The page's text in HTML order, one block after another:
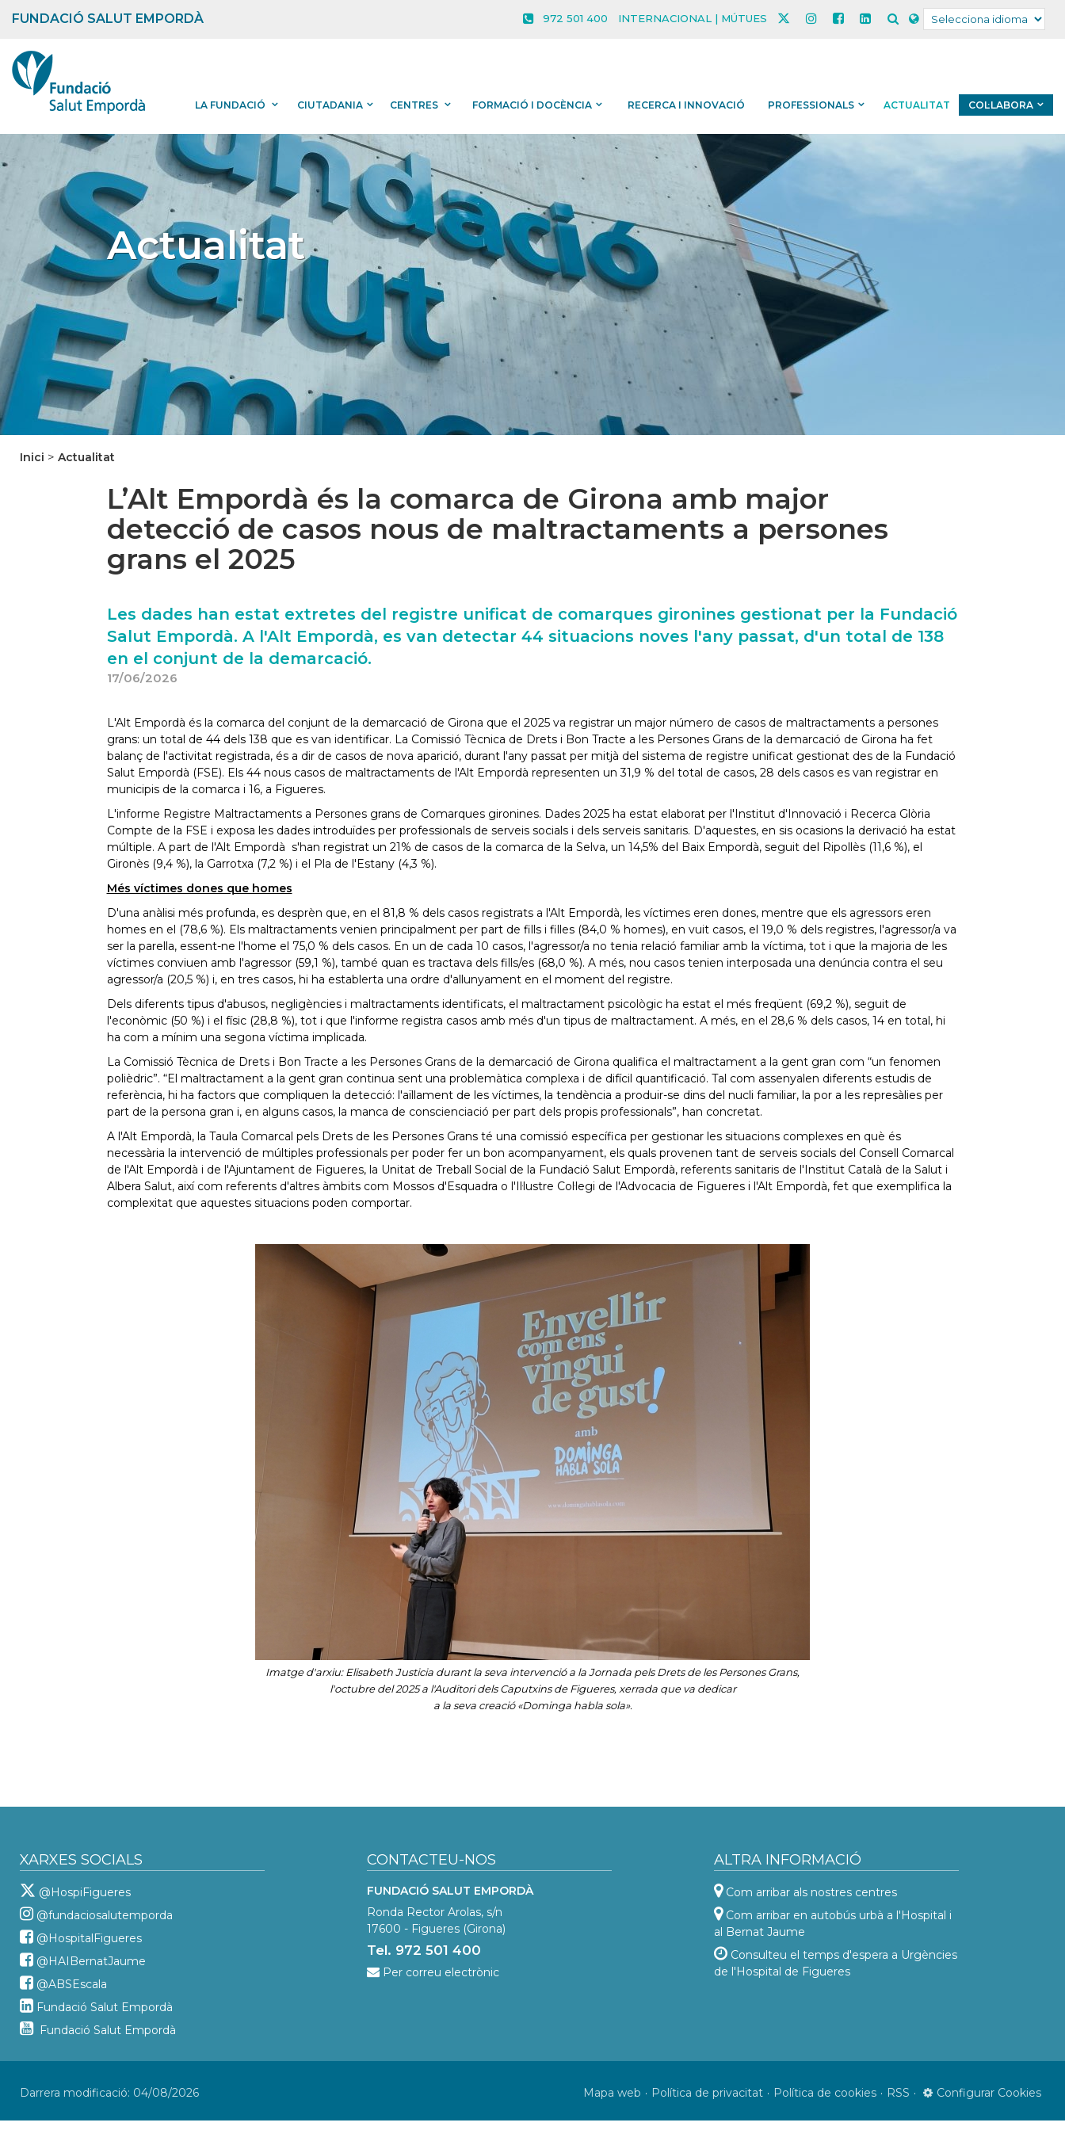
FUNDACIÓ SALUT EMPORDÀ 972 501 400 INTERNACIONAL | MÚTUES
LA FUNDACIÓ CIUTADANIA CENTRES FORMACIÓ I DOCÈNCIA RECERCA I INNOVACIÓ PROFESSIONALS ACTUALITAT COL·LABORA
Actualitat
Inici > Actualitat
L’Alt Empordà és la comarca de Girona amb major
detecció de casos nous de maltractaments a persones
grans el 2025
Les dades han estat extretes del registre unificat de comarques gironines gestionat per la Fundació
Salut Empordà. A l'Alt Empordà, es van detectar 44 situacions noves l'any passat, d'un total de 138
en el conjunt de la demarcació.
17/06/2026
L'Alt Empordà és la comarca del conjunt de la demarcació de Girona que el 2025 va registrar un major número de casos de maltractaments a persones
grans: un total de 44 dels 138 que es van identificar. La Comissió Tècnica de Drets i Bon Tracte a les Persones Grans de la demarcació de Girona ha fet
balanç de l'activitat registrada, és a dir de casos de nova aparició, durant l'any passat per mitjà del sistema de registre unificat gestionat des de la Fundació
Salut Empordà (FSE). Els 44 nous casos de maltractaments de l'Alt Empordà representen un 31,9 % del total de casos, 28 dels casos es van registrar en
municipis de la comarca i 16, a Figueres.
L'informe Registre Maltractaments a Persones grans de Comarques gironines. Dades 2025 ha estat elaborat per l'Institut d'Innovació i Recerca Glòria
Compte de la FSE i exposa les dades introduïdes per professionals de serveis socials i dels serveis sanitaris. D'aquestes, en sis ocasions la derivació ha estat
múltiple. A part de l'Alt Empordà s'han registrat un 21% de casos de la comarca de la Selva, un 14,5% del Baix Empordà, seguit del Ripollès (11,6 %), el
Gironès (9,4 %), la Garrotxa (7,2 %) i el Pla de l'Estany (4,3 %).
Més víctimes dones que homes
D'una anàlisi més profunda, es desprèn que, en el 81,8 % dels casos registrats a l'Alt Empordà, les víctimes eren dones, mentre que els agressors eren
homes en el (78,6 %). Els maltractaments venien principalment per part de fills i filles (84,0 % homes), en vuit casos, el 19,0 % dels registres, l'agressor/a va
ser la parella, essent-ne l'home el 75,0 % dels casos. En un de cada 10 casos, l'agressor/a no tenia relació familiar amb la víctima, tot i que la majoria de les
víctimes conviuen amb l'agressor (59,1 %), també quan es tractava dels fills/es (68,0 %). A més, nou casos tenien interposada una denúncia contra el seu
agressor/a (20,5 %) i, en tres casos, hi ha establerta una ordre d'allunyament en el moment del registre.
Dels diferents tipus d'abusos, negligències i maltractaments identificats, el maltractament psicològic ha estat el més freqüent (69,2 %), seguit de
l'econòmic (50 %) i el físic (28,8 %), tot i que l'informe registra casos amb més d'un tipus de maltractament. A més, en el 28,6 % dels casos, 14 en total, hi
ha com a mínim una segona víctima implicada.
La Comissió Tècnica de Drets i Bon Tracte a les Persones Grans de la demarcació de Girona qualifica el maltractament a la gent gran com “un fenomen
polièdric”. “El maltractament a la gent gran continua sent una problemàtica complexa i de difícil quantificació. Tal com assenyalen diferents estudis de
referència, hi ha factors que compliquen la detecció: l'aïllament de les víctimes, la tendència a produir-se dins del nucli familiar, la por a les represàlies per
part de la persona gran i, en alguns casos, la manca de conscienciació per part dels propis professionals”, han concretat.
A l'Alt Empordà, la Taula Comarcal pels Drets de les Persones Grans té una comissió específica per gestionar les situacions complexes en què és
necessària la intervenció de múltiples professionals per poder fer un bon acompanyament, els quals provenen tant de serveis socials del Consell Comarcal
de l'Alt Empordà i de l'Ajuntament de Figueres, la Unitat de Treball Social de la Fundació Salut Empordà, referents sanitaris de l'Institut Català de la Salut i
Albera Salut, així com referents d'altres àmbits com Mossos d'Esquadra o l'Il·lustre Col·legi de l'Advocacia de Figueres i l'Alt Empordà, fet que exemplifica la
complexitat que aquestes situacions poden comportar.
Imatge d'arxiu: Elisabeth Justicia durant la seva intervenció a la Jornada pels Drets de les Persones Grans,
l'octubre del 2025 a l'Auditori dels Caputxins de Figueres, xerrada que va dedicar
a la seva creació «Dominga habla sola».
XARXES SOCIALS
@HospiFigueres
@fundaciosalutemporda
@HospitalFigueres
@HAIBernatJaume
@ABSEscala
Fundació Salut Empordà
Fundació Salut Empordà
CONTACTEU-NOS
FUNDACIÓ SALUT EMPORDÀ
Ronda Rector Arolas, s/n
17600 - Figueres (Girona)
Tel. 972 501 400
Per correu electrònic
ALTRA INFORMACIÓ
Com arribar als nostres centres
Com arribar en autobús urbà a l'Hospital i
al Bernat Jaume
Consulteu el temps d'espera a Urgències
de l'Hospital de Figueres
Darrera modificació: 04/08/2026 Mapa web Política de privacitat Política de cookies RSS Configurar Cookies